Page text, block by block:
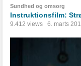
Sundhed og omsorg
Instruktionsfilm:
9.412 views 6. marts